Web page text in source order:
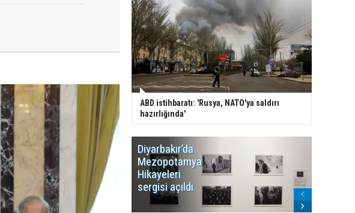
ABD istihbaratı: 'Rusya, NATO'ya saldırı
hazırlığında'
Diyarbakır’da
Mezopotamya
Hikayeleri
sergisi açıldı